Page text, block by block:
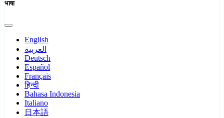
भाषा
English
العربية
Deutsch
Español
Français
हिन्दी
Bahasa Indonesia
Italiano
日本語